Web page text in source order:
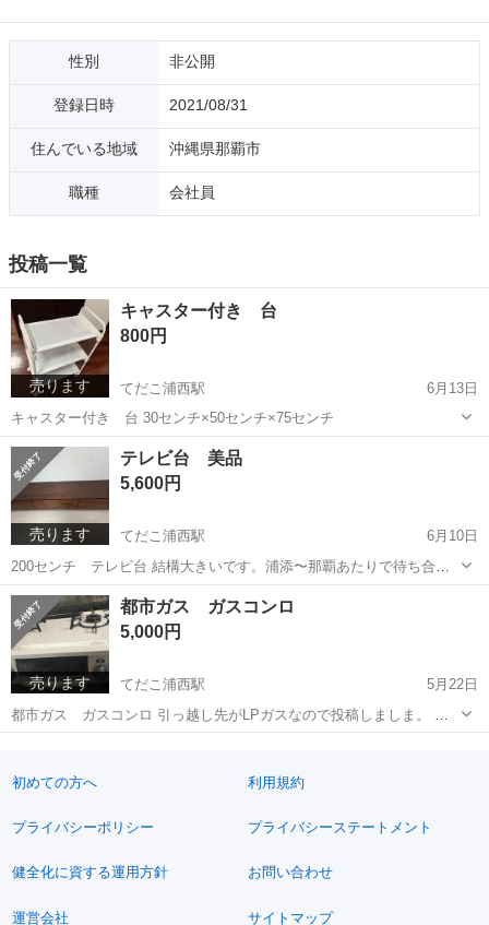
性別 非公開
登録日時 2021/08/31
住んでいる地域 沖縄県那覇市
職種 会社員
投稿一覧
売ります
キャスター付き 台
800円
てだこ浦西駅
6月13日
キャスター付き 台 30センチ×50センチ×75センチ
沖縄 うるま市 てだこ浦西駅
売ります
テレビ台 美品
5,600円
てだこ浦西駅
6月10日
200センチ テレビ台 結構大きいです。浦添〜那覇あたりで待ち合わ
せで引き渡し。もしくは配達相談可です、
沖縄 うるま市 てだこ浦西駅
売ります
都市ガス ガスコンロ
5,000円
てだこ浦西駅
5月22日
都市ガス ガスコンロ 引っ越し先がLPガスなので投稿しましま。 比
較的綺麗だと思いますが中古なのでご理解頂けたらと思います。 白ホ
でも那覇市でもokです。
初めての方へ 利用規約
プライバシーポリシー プライバシーステートメント
健全化に資する運用方針 お問い合わせ
運営会社 サイトマップ